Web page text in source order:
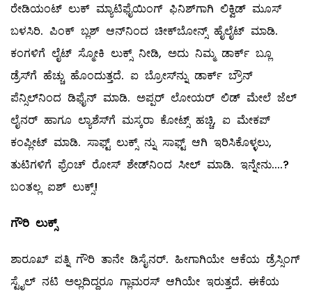
ರೇಡಿಯಂಟ್‌ ಲುಕ್‌ ಮ್ಯಾಟಿಫೈಯಿಂಗ್‌ ಫಿನಿಶ್‌ಗಾಗಿ ಲಿಕ್ವಿಡ್‌ ಮೂಸ್‌
ಬಳಸಿರಿ. ಪಿಂಕ್‌ ಬ್ಲಶ್‌ ಆನ್‌ನಿಂದ ಚೀಕ್‌ಬೋನ್ಸ್ ಹೈಲೈಟ್‌ ಮಾಡಿ.
ಕಂಗಳಿಗೆ ಲೈಟ್‌ ಸ್ಮೋಕಿ ಲುಕ್ಸ್ ನೀಡಿ, ಅದು ನಿಮ್ಮ ಡಾರ್ಕ್‌ ಬ್ಲೂ
ಡ್ರೆಸ್‌ಗೆ ಹೆಚ್ಚು ಹೊಂದುತ್ತದೆ. ಐ ಬ್ರೋಸ್‌ನ್ನು ಡಾರ್ಕ್‌ ಬ್ರೌನ್‌
ಪೆನ್ಸಿಲ್‌ನಿಂದ ಡಿಫೈನ್‌ ಮಾಡಿ. ಅಪ್ಪರ್‌ ಲೋಯರ್‌ ಲಿಡ್‌ ಮೇಲೆ ಜೆಲ್
ಲೈನರ್‌ ಹಾಗೂ ಲ್ಯಾಶೆಸ್‌ಗೆ ಮಸ್ಕರಾ ಕೋಟ್ಸ್ ಹಚ್ಚಿ, ಐ ಮೇಕಪ್‌
ಕಂಪ್ಲೀಟ್‌ ಮಾಡಿ. ಸಾಫ್ಟ್ ಲುಕ್ಸ್ ನ್ನು ಸಾಫ್ಟ್ ಆಗಿ ಇರಿಸಿಕೊಳ್ಳಲು,
ತುಟಿಗಳಿಗೆ ಫ್ರೆಂಚ್‌ ರೋಸ್‌ ಶೇಡ್‌ನಿಂದ ಸೀಲ್‌ ಮಾಡಿ. ಇನ್ನೇನು....?
ಬಂತಲ್ಲ ಐಶ್‌ ಲುಕ್ಸ್!
ಗೌರಿ ಲುಕ್ಸ್
ಶಾರೂಖ್‌ ಪತ್ನಿ ಗೌರಿ ತಾನೇ ಡಿಸೈನರ್‌. ಹೀಗಾಗಿಯೇ ಆಕೆಯ ಡ್ರೆಸ್ಸಿಂಗ್‌
ಸ್ಟೈಲ್ ನಟಿ ಅಲ್ಲದಿದ್ದರೂ ಗ್ಲಾಮರಸ್‌ ಆಗಿಯೇ ಇರುತ್ತದೆ. ಈಕೆಯ